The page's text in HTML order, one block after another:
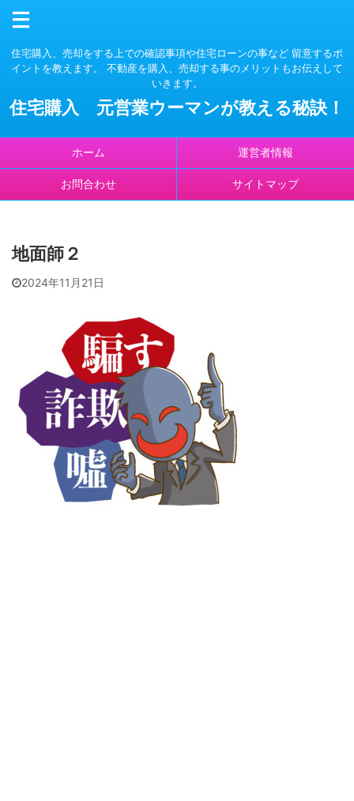
住宅購入、売却をする上での確認事項や住宅ローンの事など 留意するポ
イントを教えます。 不動産を購入、売却する事のメリットもお伝えして
いきます。
住宅購入 元営業ウーマンが教える秘訣！
ホーム 運営者情報
お問合わせ サイトマップ
地面師２
2024年11月21日